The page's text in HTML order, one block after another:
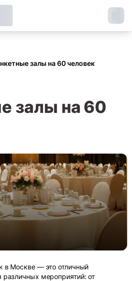
залы на 60 человек
залы на 60
в Москве — это отличный
различных мероприятий: от